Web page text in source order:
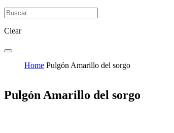
Clear
Home Pulgón Amarillo del sorgo
Pulgón Amarillo del sorgo